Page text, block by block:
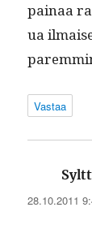
painaa
ua
Vastaa
28.10.2011